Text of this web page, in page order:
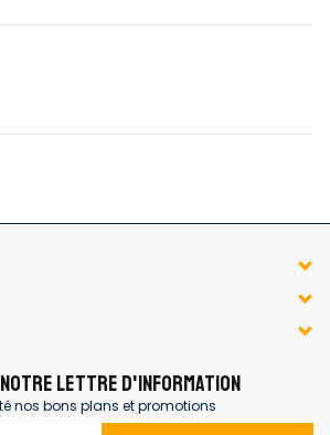
LETTRE D'INFORMATION
nos bons plans et promotions